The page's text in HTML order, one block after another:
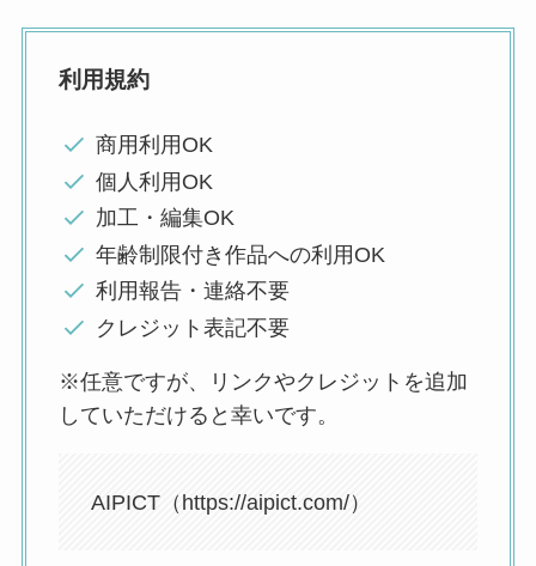
利用規約
商用利用OK
個人利用OK
加工・編集OK
年齢制限付き作品への利用OK
利用報告・連絡不要
クレジット表記不要
※任意ですが、リンクやクレジットを追加
していただけると幸いです。
AIPICT（https://aipict.com/）